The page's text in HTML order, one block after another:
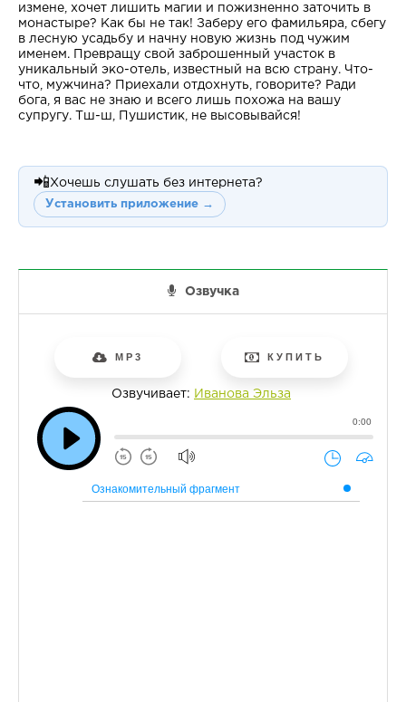
измене, хочет лишить магии и пожизненно заточить в
монастыре? Как бы не так! Заберу его фамильяра, сбегу
в лесную усадьбу и начну новую жизнь под чужим
именем. Превращу свой заброшенный участок в
уникальный эко-отель, известный на всю страну. Что-
что, мужчина? Приехали отдохнуть, говорите? Ради
бога, я вас не знаю и всего лишь похожа на вашу
супругу. Тш-ш, Пушистик, не высовывайся!
📲 Хочешь слушать без интернета?
Установить приложение →
Озвучка
MP3 КУПИТЬ
Озвучивает: Иванова Эльза
0:00
Ознакомительный фрагмент